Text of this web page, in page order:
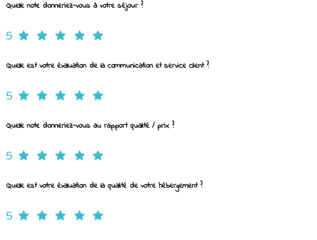
Quelle note donneriez-vous à votre séjour ?
5
Quelle est votre évaluation de la communication et service client ?
5
Quelle note donneriez-vous au rapport qualité / prix ?
5
Quelle est votre évaluation de la qualité de votre hébergement ?
5